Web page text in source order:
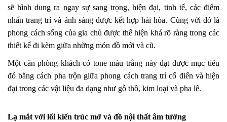
sẽ hình dung ra ngay sự sang trọng, hiện đại, tinh tế, các điểm
nhấn trang trí và ánh sáng được kết hợp hài hòa. Cùng với đó là
phong cách sống của gia chủ được thể hiện khá rõ ràng trong các
thiết kế đi kèm giữa những món đồ mới và cũ.
Một căn phòng khách có tone màu trắng này đạt được mục tiêu
đó bằng cách pha trộn giữa phong cách trang trí cổ điển và hiện
đại trong các vật liệu đa dạng như gỗ thô, kim loại và pha lê.
Lạ mắt với lối kiến trúc mở và đồ nội thất âm tường